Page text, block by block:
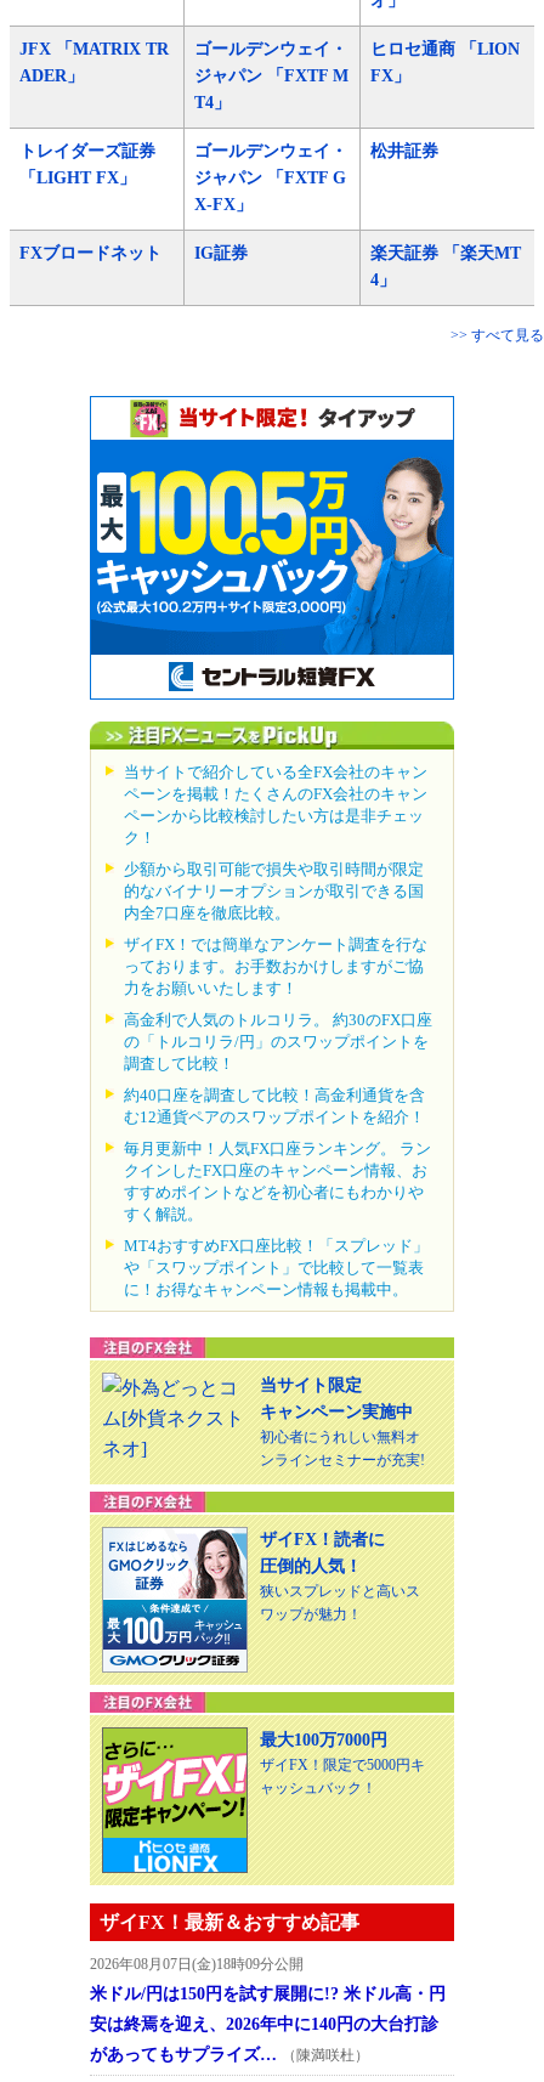
JFX 「MATRIX TR
ADER」
ゴールデンウェイ・
ジャパン 「FXTF M
T4」
ヒロセ通商 「LION
FX」
トレイダーズ証券
「LIGHT FX」
ゴールデンウェイ・
ジャパン 「FXTF G
X-FX」
松井証券
FXブロードネット IG証券
楽天証券 「楽天MT
4」
>> すべて見る
当サイトで紹介している全FX会社のキャン
ペーンを掲載！たくさんのFX会社のキャン
ペーンから比較検討したい方は是非チェッ
ク！
少額から取引可能で損失や取引時間が限定
的なバイナリーオプションが取引できる国
内全7口座を徹底比較。
ザイFX！では簡単なアンケート調査を行な
っております。お手数おかけしますがご協
力をお願いいたします！
高金利で人気のトルコリラ。 約30のFX口座
の「トルコリラ/円」のスワップポイントを
調査して比較！
約40口座を調査して比較！高金利通貨を含
む12通貨ペアのスワップポイントを紹介！
毎月更新中！人気FX口座ランキング。 ラン
クインしたFX口座のキャンペーン情報、お
すすめポイントなどを初心者にもわかりや
すく解説。
MT4おすすめFX口座比較！「スプレッド」
や「スワップポイント」で比較して一覧表
に！お得なキャンペーン情報も掲載中。
当サイト限定
キャンペーン実施中
初心者にうれしい無料オ
ンラインセミナーが充実!
ザイFX！読者に
圧倒的人気！
狭いスプレッドと高いス
ワップが魅力！
最大100万7000円
ザイFX！限定で5000円キ
ャッシュバック！
ザイFX！最新＆おすすめ記事
2026年08月07日(金)18時09分公開
米ドル/円は150円を試す展開に!? 米ドル高・円
安は終焉を迎え、2026年中に140円の大台打診
があってもサプライズ…
（陳満咲杜）